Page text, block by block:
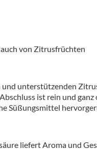
von Zitrusfrüchten
und unterstützenden
ist rein und
Süßungsmittel
liefert Aroma und